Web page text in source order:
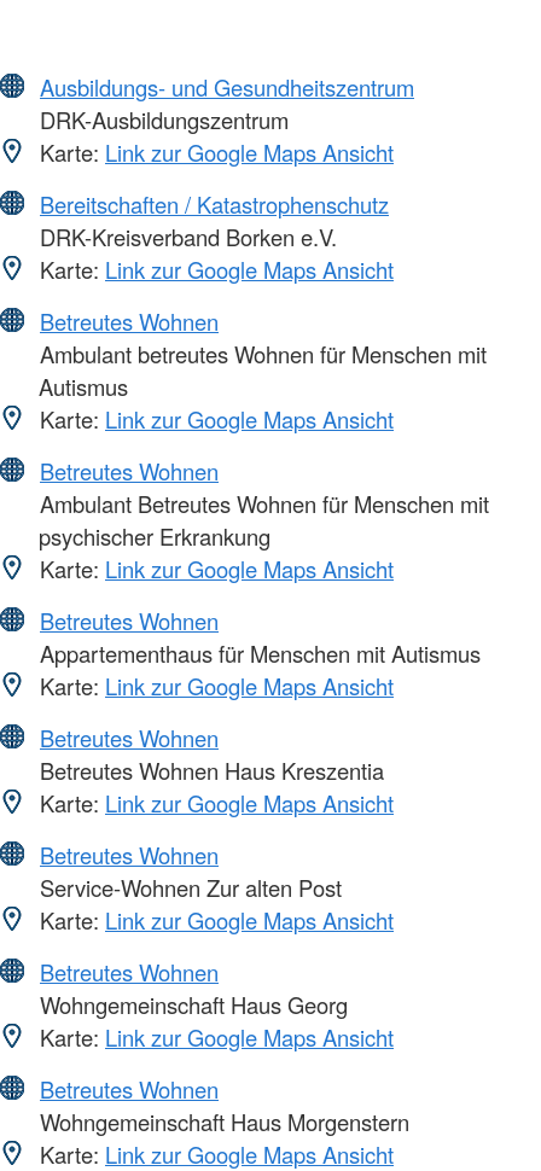
Ausbildungs- und Gesundheitszentrum
DRK-Ausbildungszentrum
Karte: Link zur Google Maps Ansicht
Bereitschaften / Katastrophenschutz
DRK-Kreisverband Borken e.V.
Karte: Link zur Google Maps Ansicht
Betreutes Wohnen
Ambulant betreutes Wohnen für Menschen mit
Autismus
Karte: Link zur Google Maps Ansicht
Betreutes Wohnen
Ambulant Betreutes Wohnen für Menschen mit
psychischer Erkrankung
Karte: Link zur Google Maps Ansicht
Betreutes Wohnen
Appartementhaus für Menschen mit Autismus
Karte: Link zur Google Maps Ansicht
Betreutes Wohnen
Betreutes Wohnen Haus Kreszentia
Karte: Link zur Google Maps Ansicht
Betreutes Wohnen
Service-Wohnen Zur alten Post
Karte: Link zur Google Maps Ansicht
Betreutes Wohnen
Wohngemeinschaft Haus Georg
Karte: Link zur Google Maps Ansicht
Betreutes Wohnen
Wohngemeinschaft Haus Morgenstern
Karte: Link zur Google Maps Ansicht